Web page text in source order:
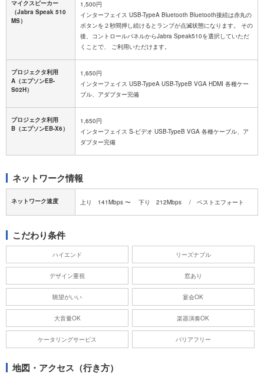
マイクスピーカー
（Jabra Speak 510
MS）
1,500円
インターフェイス USB-TypeA Bluetooth Bluetooth接続は赤丸の
ボタンを２秒間押し続けるとランプが点滅状態になります。 その
後、コントロールパネルからJabra Speak510を選択していただ
くことで、 ご利用いただけます。
プロジェクタ利用
A（エプソンEB-
S02H）
1,650円
インターフェイス USB-TypeA USB-TypeB VGA HDMI 各種ケー
ブル、アダプター完備
プロジェクタ利用
B（エプソンEB-X6）
1,650円
インターフェイス S-ビデオ USB-TypeB VGA 各種ケーブル、ア
ダプター完備
ネットワーク情報
ネットワーク速度 上り 141Mbps 〜 下り 212Mbps / ベストエフォート
こだわり条件
ハイエンド リーズナブル
デザイン重視 窓あり
眺望がいい 宴会OK
大音量OK 楽器演奏OK
ケータリングサービス バリアフリー
地図・アクセス（行き方）